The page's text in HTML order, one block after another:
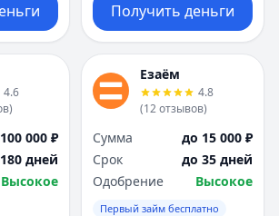
Получить деньги
4.6
)
000 ₽
дней
Высокое
Езаём
4.8
(12отзывов)
Сумма
до 15 000 ₽
Срок
до 35 дней
Одобрение
Высокое
Первый займ бесплатно